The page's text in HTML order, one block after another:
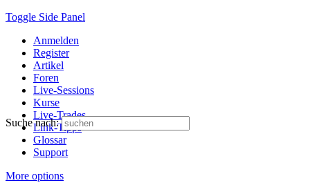
Toggle Side Panel
Anmelden
Register
Artikel
Foren
Live-Sessions
Kurse
Live-Trades
Link-Tipps
Glossar
Support
More options
Suche nach: